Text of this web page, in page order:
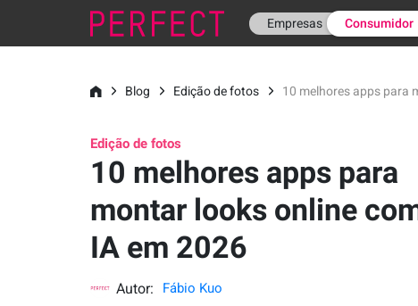
Empresas Consumidor
Blog Edição de fotos 10 melhores apps para
Edição de fotos
10 melhores apps para
montar looks online
IA em 2026
Autor:
Fábio Kuo